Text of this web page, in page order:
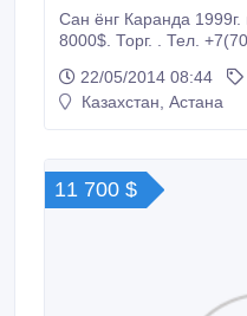
Сан ёнг Каранда
8000$. Торг. . Тел.
22/05/2014 08:44
Казахстан, Астана
11 700 $